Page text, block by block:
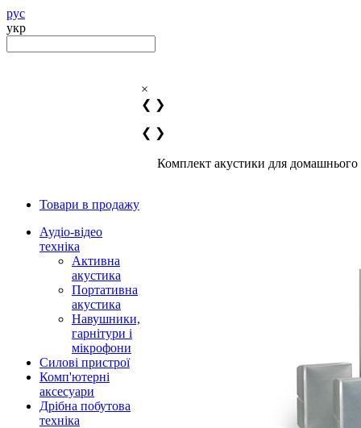
рус
укр
Товари в продажу
Аудіо-відео
техніка
Активна
акустика
Портативна
акустика
Навушники,
гарнітури і
мікрофони
Силові пристрої
Комп'ютерні
аксесуари
Дрібна побутова
техніка
×
❮ ❯
❮ ❯
Комплект акустики для домашнього